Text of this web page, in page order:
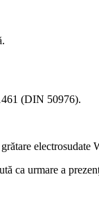
(DIN 50976).
electrosudate
ca urmare a